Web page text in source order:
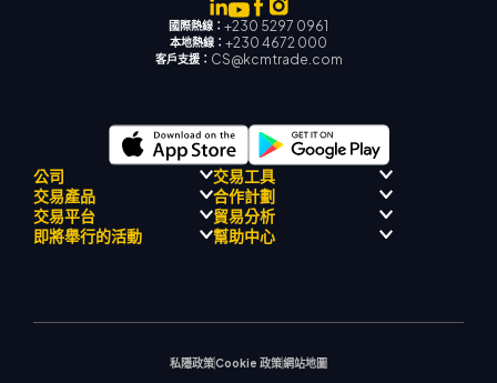
國際熱線： +230 5297 0961
本地熱線： +230 4672 000
客戶支援： CS@kcmtrade.com
公司
監理合規性
關於
飄移隊
交易工具
經濟日曆
交易產品
外匯
貴金屬
合作計劃
介紹經紀人計劃
交易平台 貿易分析
即將舉行的活動 幫助中心
私隱政策Cookie 政策網站地圖